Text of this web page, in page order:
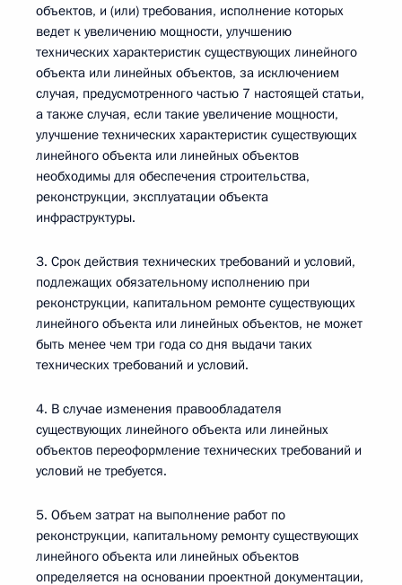
объектов, и (или) требования, исполнение которых
ведет к увеличению мощности, улучшению
технических характеристик существующих линейного
объекта или линейных объектов, за исключением
случая, предусмотренного частью 7 настоящей статьи,
а также случая, если такие увеличение мощности,
улучшение технических характеристик существующих
линейного объекта или линейных объектов
необходимы для обеспечения строительства,
реконструкции, эксплуатации объекта
инфраструктуры.
3. Срок действия технических требований и условий,
подлежащих обязательному исполнению при
реконструкции, капитальном ремонте существующих
линейного объекта или линейных объектов, не может
быть менее чем три года со дня выдачи таких
технических требований и условий.
4. В случае изменения правообладателя
существующих линейного объекта или линейных
объектов переоформление технических требований и
условий не требуется.
5. Объем затрат на выполнение работ по
реконструкции, капитальному ремонту существующих
линейного объекта или линейных объектов
определяется на основании проектной документации,